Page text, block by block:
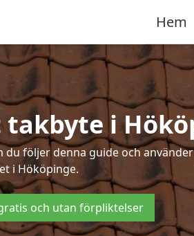
Hem
i
följer denna guide och
i Hököpinge.
och utan förpliktelser